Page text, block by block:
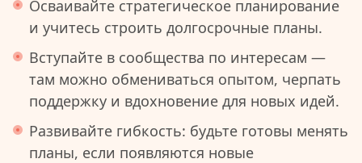
Осваивайте стратегическое планирование
и учитесь строить долгосрочные планы.
Вступайте в сообщества по интересам —
там можно обмениваться опытом, черпать
поддержку и вдохновение для новых идей.
Развивайте гибкость: будьте готовы менять
планы, если появляются новые